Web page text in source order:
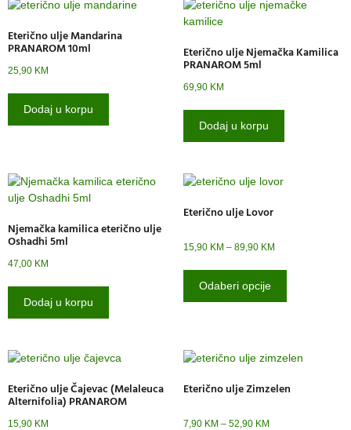
Eterično ulje Mandarina
PRANAROM 10ml
25,90 KM
Dodaj u korpu
Eterično ulje Njemačka Kamilica
PRANAROM 5ml
69,90 KM
Dodaj u korpu
Njemačka kamilica eterično ulje
Oshadhi 5ml
47,00 KM
Dodaj u korpu
Eterično ulje Lovor
15,90 KM – 89,90 KM
Odaberi opcije
Eterično ulje Čajevac (Melaleuca
Alternifolia) PRANAROM
15,90 KM
Eterično ulje Zimzelen
7,90 KM – 52,90 KM